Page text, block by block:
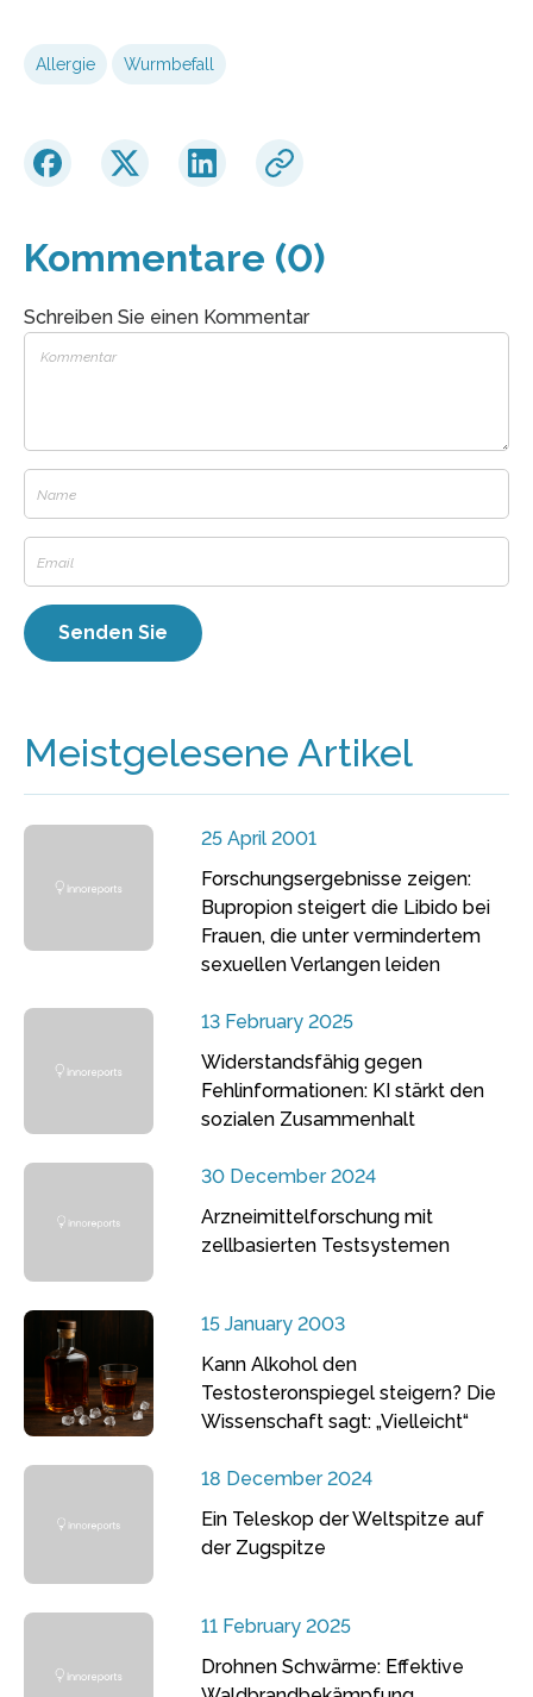
Allergie Wurmbefall
Kommentare (0)
Schreiben Sie einen Kommentar
Meistgelesene Artikel
25 April 2001
Forschungsergebnisse zeigen:
Bupropion steigert die Libido bei
Frauen, die unter vermindertem
sexuellen Verlangen leiden
13 February 2025
Widerstandsfähig gegen
Fehlinformationen: KI stärkt den
sozialen Zusammenhalt
30 December 2024
Arzneimittelforschung mit
zellbasierten Testsystemen
15 January 2003
Kann Alkohol den
Testosteronspiegel steigern? Die
Wissenschaft sagt: „Vielleicht“
18 December 2024
Ein Teleskop der Weltspitze auf
der Zugspitze
11 February 2025
Drohnen Schwärme: Effektive